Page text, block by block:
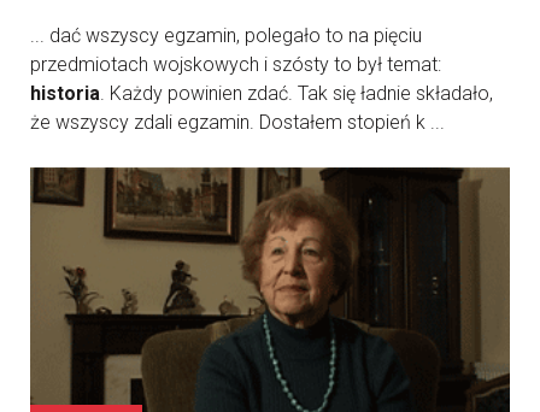
... dać wszyscy egzamin, polegało to na pięciu
przedmiotach wojskowych i szósty to był temat:
historia. Każdy powinien zdać. Tak się ładnie składało,
że wszyscy zdali egzamin. Dostałem stopień k ...